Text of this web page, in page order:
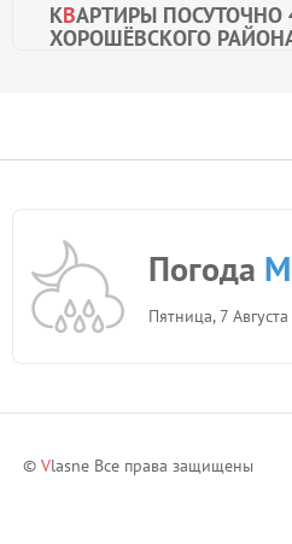
КВАРТИРЫ
ХОРОШЁВСКОГО
Погода
Пятница, 7
© Vlasne Все права защищены